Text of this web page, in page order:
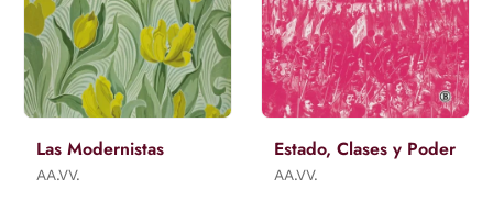
Las Modernistas
AA.VV.
Estado, Clases y Poder
AA.VV.